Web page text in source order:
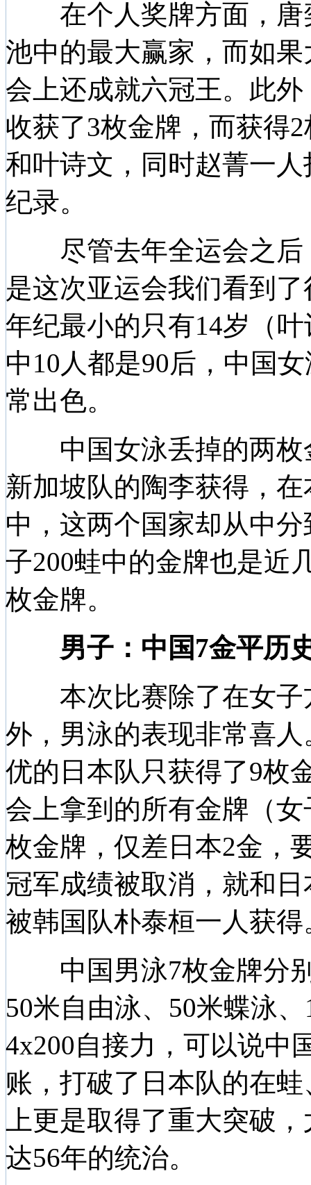
在个人奖牌方面，唐
池中的最大赢家，而如
会上还成就六冠王。此
收获了3枚金牌，而获得
和叶诗文，同时赵菁一
纪录。
尽管去年全运会之后
是这次亚运会我们看到
年纪最小的只有14岁（
中10人都是90后，中国
常出色。
中国女泳丢掉的两枚
新加坡队的陶李获得，
中，这两个国家却从中
子200蛙中的金牌也是近
枚金牌。
男子：中国7金平历
本次比赛除了在女子
外，男泳的表现非常喜
优的日本队只获得了9枚
会上拿到的所有金牌（
枚金牌，仅差日本2金，
冠军成绩被取消，就和
被韩国队朴泰桓一人获得
中国男泳7枚金牌分别
50米自由泳、50米蝶泳
4x200自接力，可以说中
账，打破了日本队的在
上更是取得了重大突破
达56年的统治。